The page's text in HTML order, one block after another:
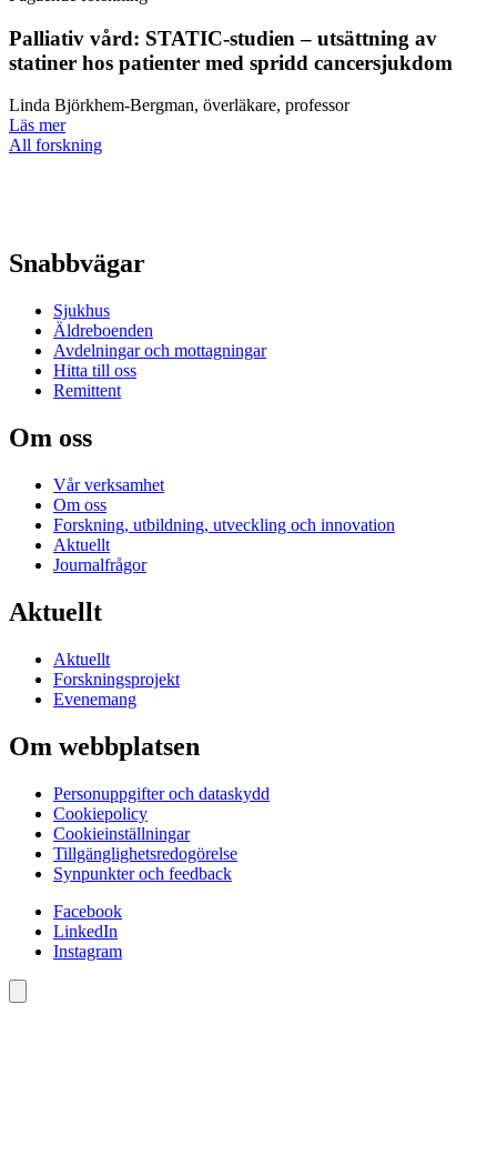
Palliativ vård: STATIC-studien – utsättning av
statiner hos patienter med spridd cancersjukdom
Linda Björkhem-Bergman, överläkare, professor
Läs mer
All forskning
Snabbvägar
Sjukhus
Äldreboenden
Avdelningar och mottagningar
Hitta till oss
Remittent
Om oss
Vår verksamhet
Om oss
Forskning, utbildning, utveckling och innovation
Aktuellt
Journalfrågor
Aktuellt
Aktuellt
Forskningsprojekt
Evenemang
Om webbplatsen
Personuppgifter och dataskydd
Cookiepolicy
Cookieinställningar
Tillgänglighetsredogörelse
Synpunkter och feedback
Facebook
LinkedIn
Instagram